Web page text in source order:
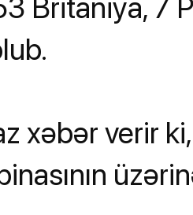
Britaniya, 7
xəbər verir